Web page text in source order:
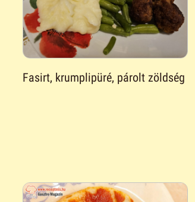
Fasirt, krumplipüré, párolt zöldség